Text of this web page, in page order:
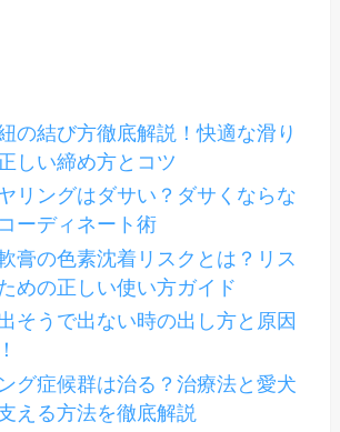
の結び方徹底解説！快適な滑り
しい締め方とコツ
リングはダサい？ダサくならな
ーディネート術
膏の色素沈着リスクとは？リス
めの正しい使い方ガイド
そうで出ない時の出し方と原因
グ症候群は治る？治療法と愛犬
える方法を徹底解説